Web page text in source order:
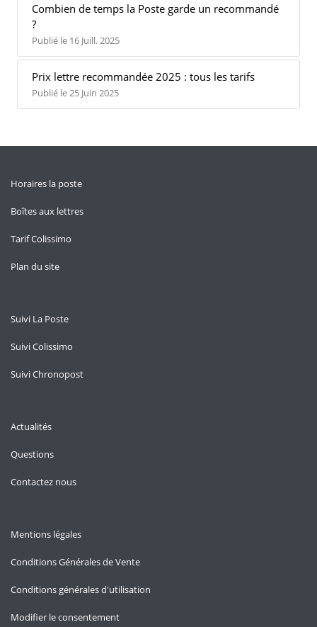
Combien de temps la Poste garde un recommandé
?
Publié le 16 Juill. 2025
Prix lettre recommandée 2025 : tous les tarifs
Publié le 25 Juin 2025
Horaires la poste
Boîtes aux lettres
Tarif Colissimo
Plan du site
Suivi La Poste
Suivi Colissimo
Suivi Chronopost
Actualités
Questions
Contactez nous
Mentions légales
Conditions Générales de Vente
Conditions générales d'utilisation
Modifier le consentement